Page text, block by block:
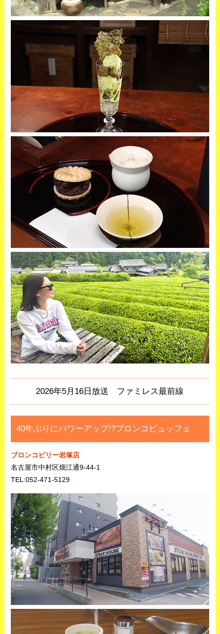
2026年5月16日放送 ファミレス最前線
40年ぶりにパワーアップ!?ブロンコビュッフェ
ブロンコビリー岩塚店
名古屋市中村区畑江通9-44-1
TEL:052-471-5129